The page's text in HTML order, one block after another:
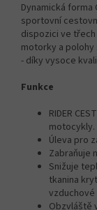
Dynamická forma
sportovní
dispozici ve
motorky a
- díky vysoce
Funkce
RIDER
motocykly.
Úleva pro
Zabraňuje
Snižuje
tkanina
Obzvláště